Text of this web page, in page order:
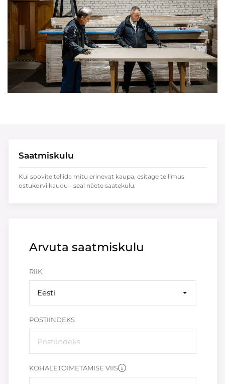
Arvuta saatmiskulu
RIIK
Eesti
POSTIINDEKS
KOHALETOIMETAMISE VIIS
Saatmiskulu
Kui soovite tellida mitu erinevat kaupa, esitage tellimus
ostukorvi kaudu - seal näete saatekulu.